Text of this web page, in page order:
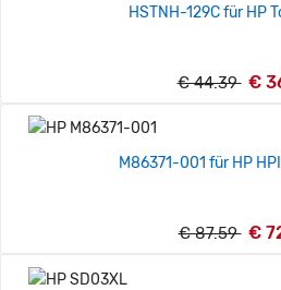
HSTNH-129C für HP
€ 44.39 €
M86371-001 für HP HPI
€ 87.59 €